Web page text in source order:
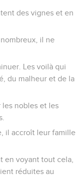
des vignes et en
il ne
Les voilà qui
du malheur et de la
les nobles et les
il accroît leur famille
en voyant tout cela,
réduites au